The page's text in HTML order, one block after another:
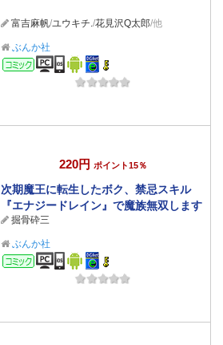
富吉麻帆/ユウキチ./花見沢Q太郎/他
ぶんか社
コミック
220円 ポイント15％
次期魔王に転生したボク、禁忌スキル
『エナジードレイン』で魔族無双します
（分冊版） 【第3話】
掘骨砕三
ぶんか社
コミック